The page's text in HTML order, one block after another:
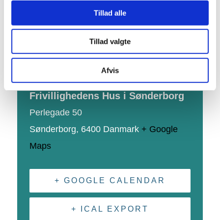
Tillad alle
Tillad valgte
Afvis
debatter, foredrag m.m.
Besøg hjemmeside
Frivillighedens Hus i Sønderborg
Perlegade 50
Sønderborg, 6400 Danmark + Google
Maps
+ GOOGLE CALENDAR
+ ICAL EXPORT